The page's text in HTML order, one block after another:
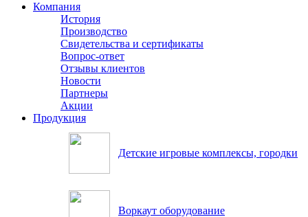
Компания
История
Производство
Свидетельства и сертификаты
Вопрос-ответ
Отзывы клиентов
Новости
Партнеры
Акции
Продукция
Детские игровые комплексы, городки
Воркаут оборудование